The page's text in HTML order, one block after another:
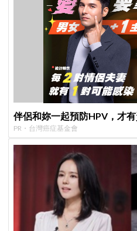
伴侶和妳一起預防HPV，才有
PR・台灣癌症基金會